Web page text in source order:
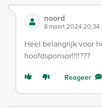
noord
8 maart 2024 20:34
Heel belangrijk voor
hoofdsponsor!!!!???
Reageer